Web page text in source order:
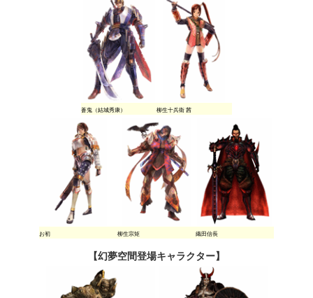
蒼鬼（結城秀康） 柳生十兵衛 茜
お初 柳生宗矩 織田信長
【幻夢空間登場キャラクター】